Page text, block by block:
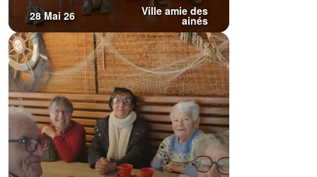
28 Mai 26 Ville amie des
ainés